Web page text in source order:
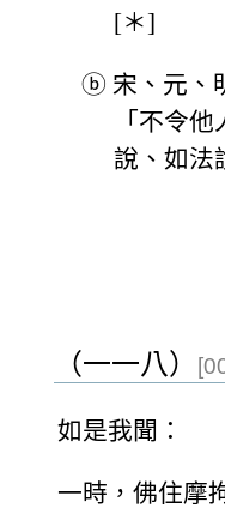
[＊]
ⓑ 宋、元、
「不令
說、如法
（一一八）
如是我聞：
一時，佛住摩